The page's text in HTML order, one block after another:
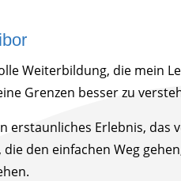
Weiterbildung, die mein
Grenzen besser zu
erstaunliches Erlebnis,
den einfachen Weg